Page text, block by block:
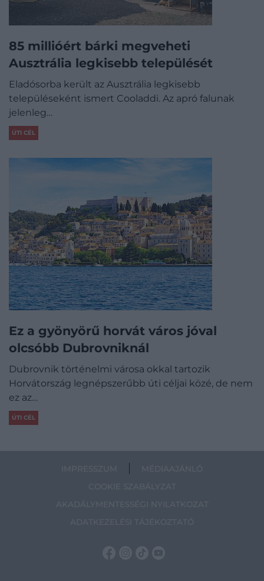
85 millióért bárki megveheti
Ausztrália legkisebb települését
Eladósorba került az Ausztrália legkisebb
településeként ismert Cooladdi. Az apró falunak
jelenleg…
ÚTI CÉL
Ez a gyönyörű horvát város jóval
olcsóbb Dubrovniknál
Dubrovnik történelmi városa okkal tartozik
Horvátország legnépszerűbb úti céljai közé, de nem
ez az…
ÚTI CÉL